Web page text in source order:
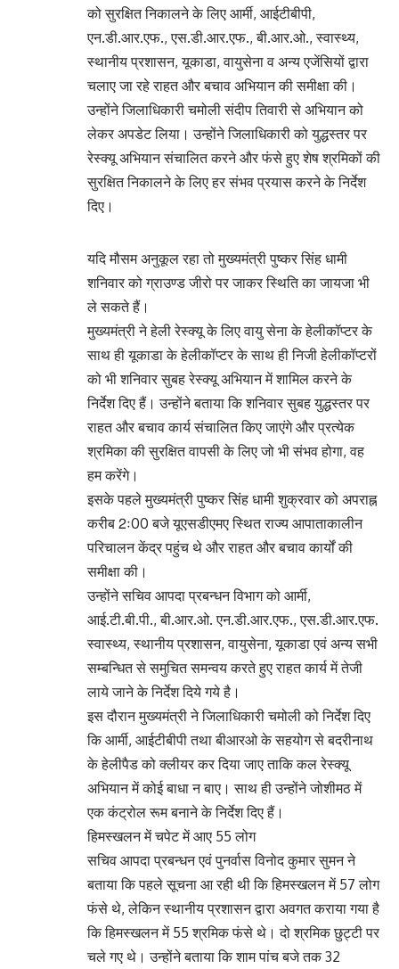
को सुरक्षित निकालने के लिए आर्मी, आईटीबीपी,
एन.डी.आर.एफ., एस.डी.आर.एफ., बी.आर.ओ., स्वास्थ्य,
स्थानीय प्रशासन, यूकाडा, वायुसेना व अन्य एजेंसियों द्वारा
चलाए जा रहे राहत और बचाव अभियान की समीक्षा की।
उन्होंने जिलाधिकारी चमोली संदीप तिवारी से अभियान को
लेकर अपडेट लिया। उन्होंने जिलाधिकारी को युद्धस्तर पर
रेस्क्यू अभियान संचालित करने और फंसे हुए शेष श्रमिकों की
सुरक्षित निकालने के लिए हर संभव प्रयास करने के निर्देश
दिए।
यदि मौसम अनुकूल रहा तो मुख्यमंत्री पुष्कर सिंह धामी
शनिवार को ग्राउण्ड जीरो पर जाकर स्थिति का जायजा भी
ले सकते हैं।
मुख्यमंत्री ने हेली रेस्क्यू के लिए वायु सेना के हेलीकॉप्टर के
साथ ही यूकाडा के हेलीकॉप्टर के साथ ही निजी हेलीकॉप्टरों
को भी शनिवार सुबह रेस्क्यू अभियान में शामिल करने के
निर्देश दिए हैं। उन्होंने बताया कि शनिवार सुबह युद्धस्तर पर
राहत और बचाव कार्य संचालित किए जाएंगे और प्रत्येक
श्रमिका की सुरक्षित वापसी के लिए जो भी संभव होगा, वह
हम करेंगे।
इसके पहले मुख्यमंत्री पुष्कर सिंह धामी शुक्रवार को अपराह्न
करीब 2ः00 बजे यूएसडीएमए स्थित राज्य आपाताकालीन
परिचालन केंद्र पहुंच थे और राहत और बचाव कार्यों की
समीक्षा की।
उन्होंने सचिव आपदा प्रबन्धन विभाग को आर्मी,
आई.टी.बी.पी., बी.आर.ओ. एन.डी.आर.एफ., एस.डी.आर.एफ.
स्वास्थ्य, स्थानीय प्रशासन, वायुसेना, यूकाडा एवं अन्य सभी
सम्बन्धित से समुचित समन्वय करते हुए राहत कार्य में तेजी
लाये जाने के निर्देश दिये गये है।
इस दौरान मुख्यमंत्री ने जिलाधिकारी चमोली को निर्देश दिए
कि आर्मी, आईटीबीपी तथा बीआरओ के सहयोग से बदरीनाथ
के हेलीपैड को क्लीयर कर दिया जाए ताकि कल रेस्क्यू
अभियान में कोई बाधा न बाए। साथ ही उन्होंने जोशीमठ में
एक कंट्रोल रूम बनाने के निर्देश दिए हैं।
हिमस्खलन में चपेट में आए 55 लोग
सचिव आपदा प्रबन्धन एवं पुनर्वास विनोद कुमार सुमन ने
बताया कि पहले सूचना आ रही थी कि हिमस्खलन में 57 लोग
फंसे थे, लेकिन स्थानीय प्रशासन द्वारा अवगत कराया गया है
कि हिमस्खलन में 55 श्रमिक फंसे थे। दो श्रमिक छुट्टी पर
चले गए थे। उन्होंने बताया कि शाम पांच बजे तक 32